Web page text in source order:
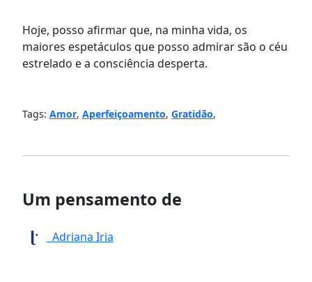
Hoje, posso afirmar que, na minha vida, os
maiores espetáculos que posso admirar são o céu
estrelado e a consciência desperta.
Tags: Amor, Aperfeiçoamento, Gratidão,
Um pensamento de
Adriana Iria